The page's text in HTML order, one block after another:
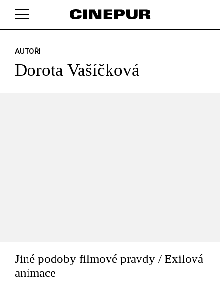
AUTOŘI
Dorota Vašíčková
Jiné podoby filmové pravdy / Exilová
animace